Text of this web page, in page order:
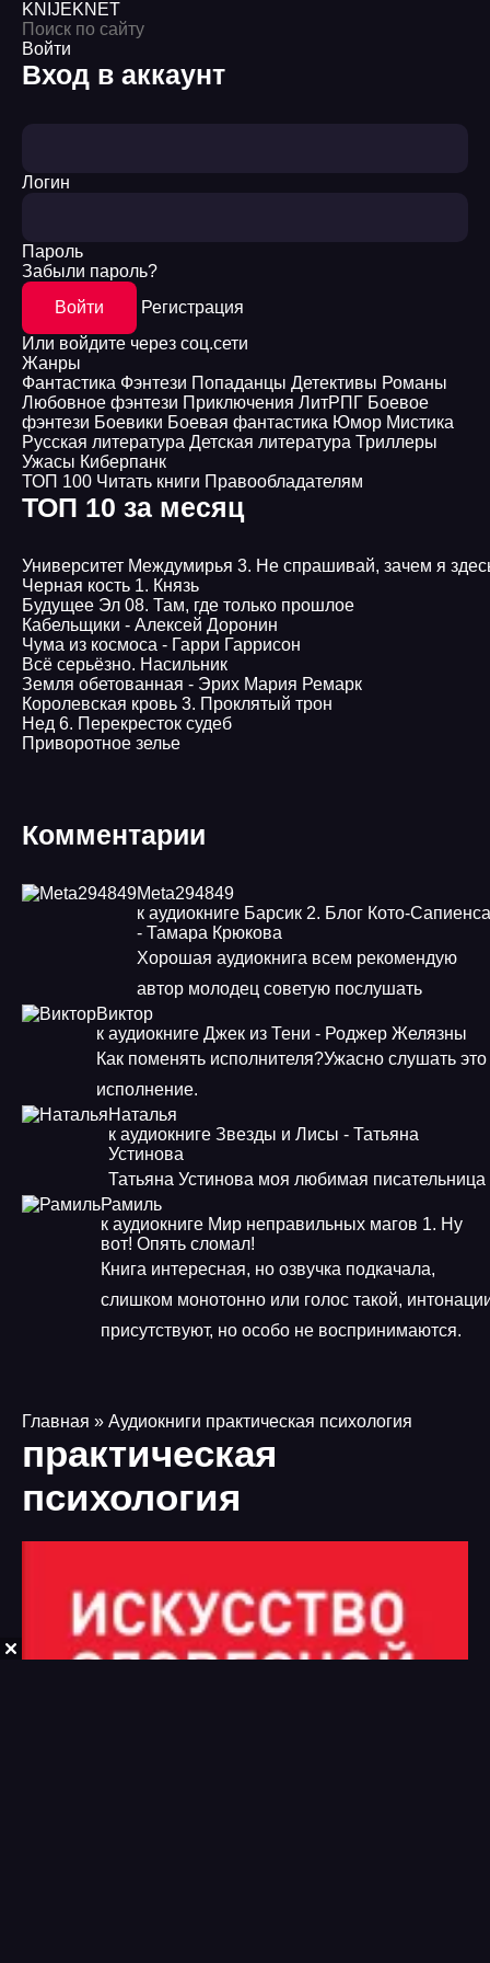
KNIJEKNET
Войти
Вход в аккаунт
Логин
Пароль
Забыли пароль?
Войти
Регистрация
Или войдите через соц.сети
Жанры
Фантастика Фэнтези Попаданцы Детективы Романы
Любовное фэнтези Приключения ЛитРПГ Боевое
фэнтези Боевики Боевая фантастика Юмор Мистика
Русская литература Детская литература Триллеры
Ужасы Киберпанк
ТОП 100 Читать книги Правообладателям
ТОП 10 за месяц
Университет Междумирья 3. Не спрашивай, зачем я
Черная кость 1. Князь
Будущее Эл 08. Там, где только прошлое
Кабельщики - Алексей Доронин
Чума из космоса - Гарри Гаррисон
Всё серьёзно. Насильник
Земля обетованная - Эрих Мария Ремарк
Королевская кровь 3. Проклятый трон
Нед 6. Перекресток судеб
Приворотное зелье
Комментарии
Meta294849
к аудиокниге Барсик 2. Блог Кото-Сапиенса
- Тамара Крюкова
Хорошая аудиокнига всем рекомендую
автор молодец советую послушать
Виктор
к аудиокниге Джек из Тени - Роджер Желязны
Как поменять исполнителя?Ужасно слушать это
исполнение.
Наталья
к аудиокниге Звезды и Лисы - Татьяна
Устинова
Татьяна Устинова моя любимая писательница
Рамиль
к аудиокниге Мир неправильных магов 1. Ну
вот! Опять сломал!
Книга интересная, но озвучка подкачала,
слишком монотонно или голос такой,
присутствуют, но особо не воспринимаются.
Главная » Аудиокниги практическая психология
практическая
психология